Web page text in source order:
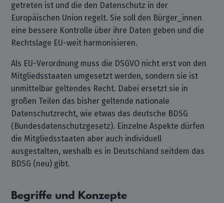
getreten ist und die den Datenschutz in der
Europäischen Union regelt. Sie soll den Bürger_innen
eine bessere Kontrolle über ihre Daten geben und die
Rechtslage EU-weit harmonisieren.
Als EU-Verordnung muss die DSGVO nicht erst von den
Mitgliedsstaaten umgesetzt werden, sondern sie ist
unmittelbar geltendes Recht. Dabei ersetzt sie in
großen Teilen das bisher geltende nationale
Datenschutzrecht, wie etwas das deutsche BDSG
(Bundesdatenschutzgesetz). Einzelne Aspekte dürfen
die Mitgliedsstaaten aber auch individuell
ausgestalten, weshalb es in Deutschland seitdem das
BDSG (neu) gibt.
Begriffe und Konzepte